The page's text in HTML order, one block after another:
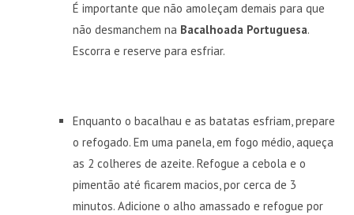
É importante que não amoleçam demais para que
não desmanchem na Bacalhoada Portuguesa.
Escorra e reserve para esfriar.
Enquanto o bacalhau e as batatas esfriam, prepare
o refogado. Em uma panela, em fogo médio, aqueça
as 2 colheres de azeite. Refogue a cebola e o
pimentão até ficarem macios, por cerca de 3
minutos. Adicione o alho amassado e refogue por